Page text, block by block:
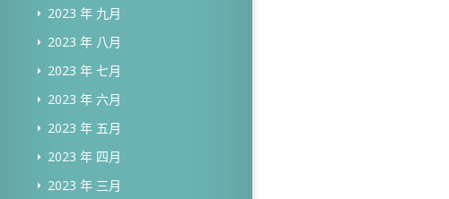
2023 年 九月
2023 年 八月
2023 年 七月
2023 年 六月
2023 年 五月
2023 年 四月
2023 年 三月